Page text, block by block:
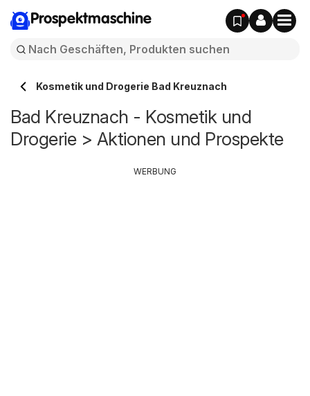
Prospektmaschine
Kosmetik und Drogerie Bad Kreuznach
Bad Kreuznach - Kosmetik und
Drogerie > Aktionen und Prospekte
WERBUNG